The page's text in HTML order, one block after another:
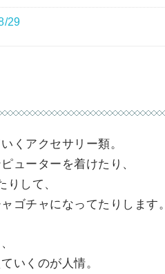
29
くアクセサリー類。
ューターを着けたり、
りして、
ゴチャになってたりします。
いくのが人情。